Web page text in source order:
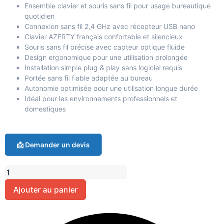
Ensemble clavier et souris sans fil pour usage bureautique
quotidien
Connexion sans fil 2,4 GHz avec récepteur USB nano
Clavier AZERTY français confortable et silencieux
Souris sans fil précise avec capteur optique fluide
Design ergonomique pour une utilisation prolongée
Installation simple plug & play sans logiciel requis
Portée sans fil fiable adaptée au bureau
Autonomie optimisée pour une utilisation longue durée
Idéal pour les environnements professionnels et
domestiques
📩 Demander un devis
Ajouter au panier